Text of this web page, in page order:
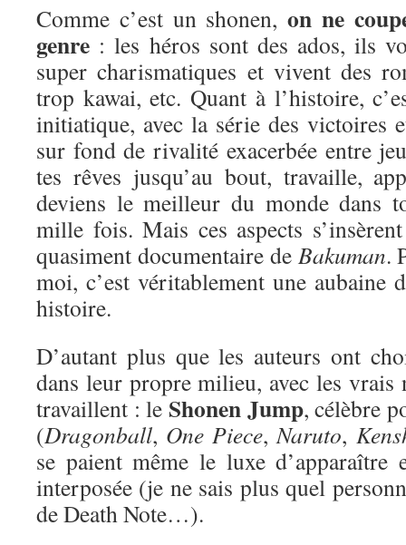
Comme c’est un shonen,on ne
genre : les héros sont des ados, ils
super charismatiques et vivent des
trop kawai, etc. Quant à l’histoire,
initiatique, avec la série des victoires
sur fond de rivalité exacerbée entre
tes rêves jusqu’au bout, travaille,
deviens le meilleur du monde dans
mille fois. Mais ces aspects
quasiment documentaire de Bakuman.
moi, c’est véritablement une aubaine
histoire.
D’autant plus que les auteurs ont
dans leur propre milieu, avec les
travaillent : le Shonen Jump, célèbre
(Dragonball, One Piece,Naruto,
se paient même le luxe d’apparaître
interposée (je ne sais plus quel
de Death Note…).